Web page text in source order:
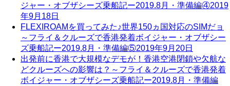
ジャー・オブザシーズ乗船記ー2019.8月・準備編④2019
年9月18日
FLEXIROAMを買ってみた♪世界150ヵ国対応のSIMだョ
～フライ＆クルーズで香港発着ボイジャー・オブザシー
ズ乗船記ー2019.8月・準備編⑤2019年9月20日
出発前に香港で大規模なデモが！香港空港閉鎖や欠航な
どクルーズへの影響は？～フライ＆クルーズで香港発着
ボイジャー・オブザシーズ乗船記ー2019.8月・準備編